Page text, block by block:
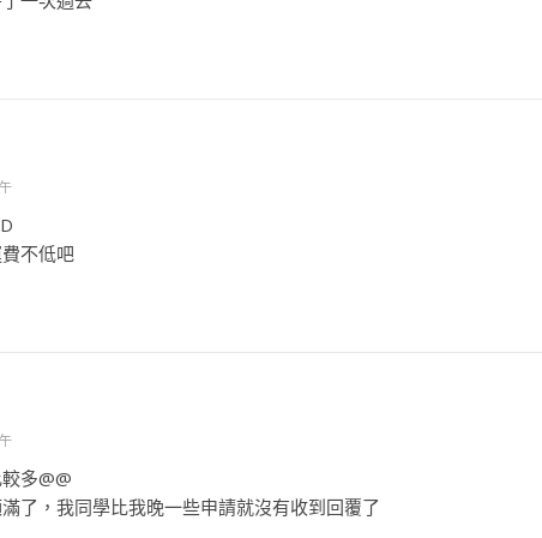
不低吧
多@@
了，我同學比我晚一些申請就沒有收到回覆了